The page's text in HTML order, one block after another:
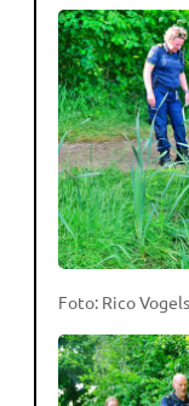
Foto: Rico